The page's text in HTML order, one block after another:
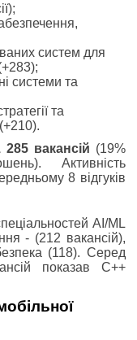
систем для
системи та
та
вакансій (19%
Активність
8 відгуків
AI/ML
- (212 вакансій),
(118). Серед
показав С++